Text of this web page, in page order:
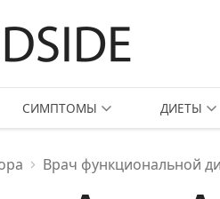
СИМПТОМЫ ДИЕТЫ
Врач функциональной